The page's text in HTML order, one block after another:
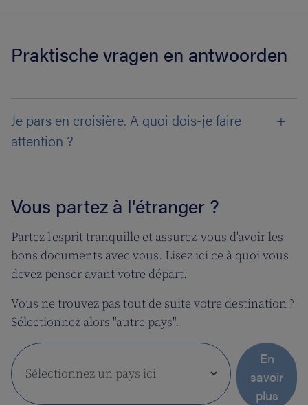
Praktische vragen en antwoorden
Je pars en croisière. A quoi dois-je faire
attention ?
Vous partez à l'étranger ?
Partez l'esprit tranquille et assurez-vous d'avoir les
bons documents avec vous. Lisez ici ce à quoi vous
devez penser avant votre départ.
Vous ne trouvez pas tout de suite votre destination ?
Sélectionnez alors "autre pays".
En
savoir
plus